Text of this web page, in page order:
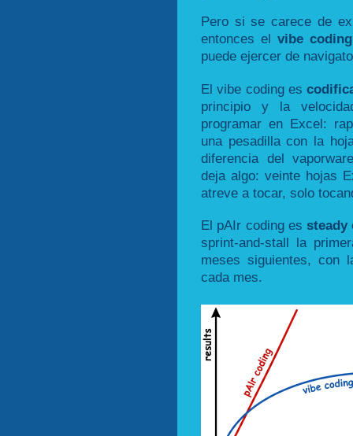
Pero si se carece de
entonces elvibe coding
puede ejercer de
El vibe coding es
principio y la
programar en Excel:
una pesadilla con la
diferencia del
deja algo: veinte hojas
atreve a tocar, solo
El pAIr coding es steady
sprint-and-stall la
meses siguientes, con
cada mes.